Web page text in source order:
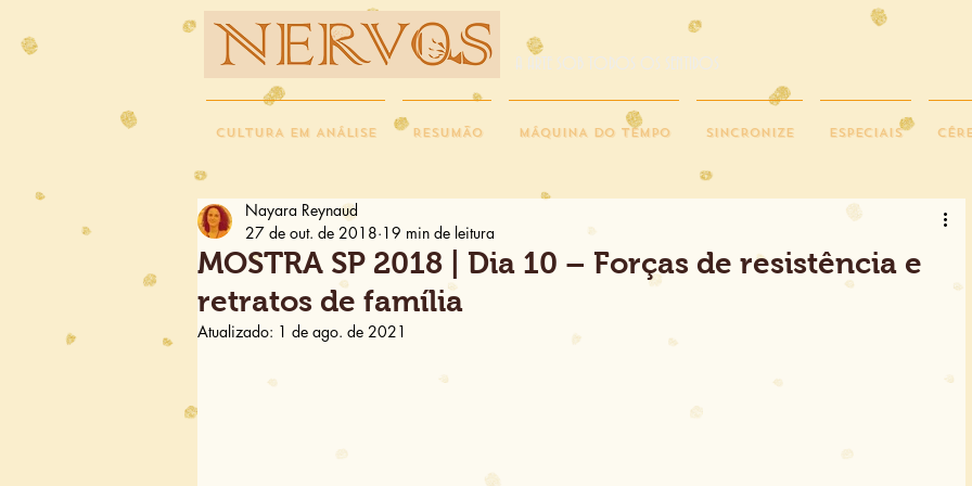
NERVOS A ARTE SOB TODOS OS SENTIDOS
CULTURA EM ANÁLISE RESUMÃO MÁQUINA DO TEMPO SINCRONIZE ESPECIAIS
MOSTRA SP 2018 | Dia 10 – Forças de resistência e
retratos de família
Nayara Reynaud
27 de out. de 2018 19 min de leitura
Atualizado: 1 de ago. de 2021